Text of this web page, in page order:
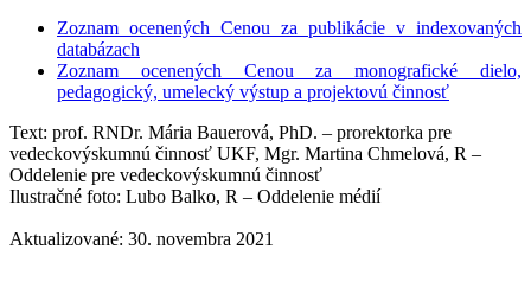
Zoznam ocenených Cenou za publikácie v indexovaných
databázach
Zoznam ocenených Cenou za monografické dielo,
pedagogický, umelecký výstup a projektovú činnosť
Text: prof. RNDr. Mária Bauerová, PhD. – prorektorka pre
vedeckovýskumnú činnosť UKF, Mgr. Martina Chmelová, R –
Oddelenie pre vedeckovýskumnú činnosť
Ilustračné foto: Lubo Balko, R – Oddelenie médií
Aktualizované: 30. novembra 2021